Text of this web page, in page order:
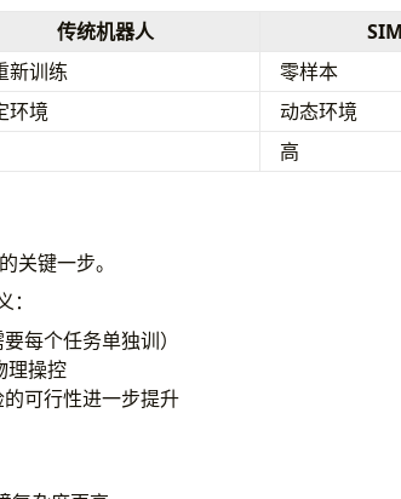
传统机器人
新训练
零样本
环境
动态环境
高
关键一步。
每个任务单独训）
理操控
可行性进一步提升